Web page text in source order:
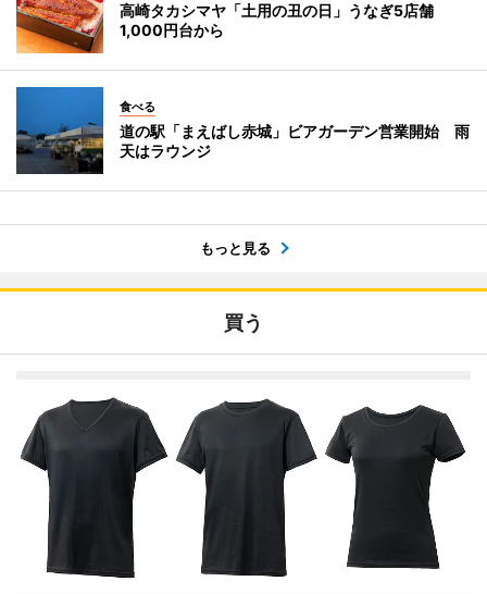
高崎タカシマヤ「土用の丑の日」うなぎ5店舗
1,000円台から
食べる
道の駅「まえばし赤城」ビアガーデン営業開始 雨
天はラウンジ
もっと見る
買う